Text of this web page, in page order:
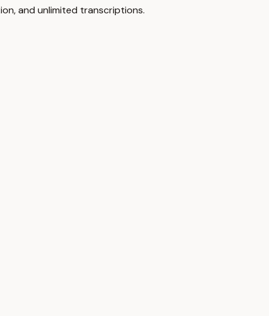
and unlimited transcriptions.